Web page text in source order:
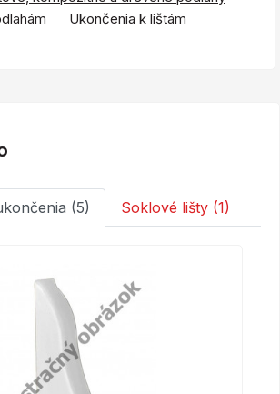
Ukončenia k lištám
(5) Soklové lišty (1)